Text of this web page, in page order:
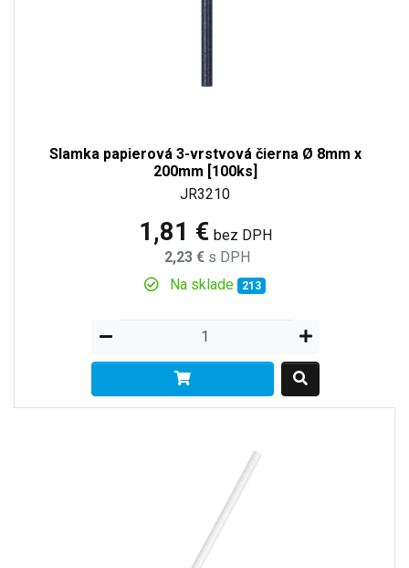
Slamka papierová 3-vrstvová čierna Ø 8mm x
200mm [100ks]
JR3210
1,81 € bez DPH
2,23 € s DPH
Na sklade 213